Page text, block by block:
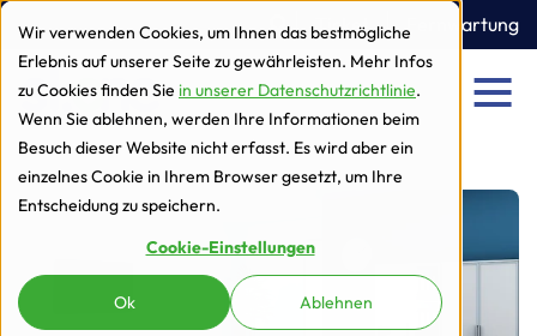
Wir verwenden Cookies, um Ihnen das bestmögliche
Erlebnis auf unserer Seite zu gewährleisten. Mehr Infos
zu Cookies finden Sie in unserer Datenschutzrichtlinie.
Wenn Sie ablehnen, werden Ihre Informationen beim
Besuch dieser Website nicht erfasst. Es wird aber ein
einzelnes Cookie in Ihrem Browser gesetzt, um Ihre
Entscheidung zu speichern.
Cookie-Einstellungen
Ok Ablehnen
zur Navigation
zum Inhalt
Ticket Fernwartung
Menu